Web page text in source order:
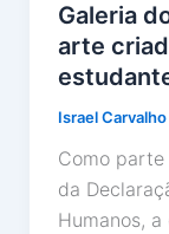
Galeria
arte
Israel Carvalho
Como
da
Humanos,